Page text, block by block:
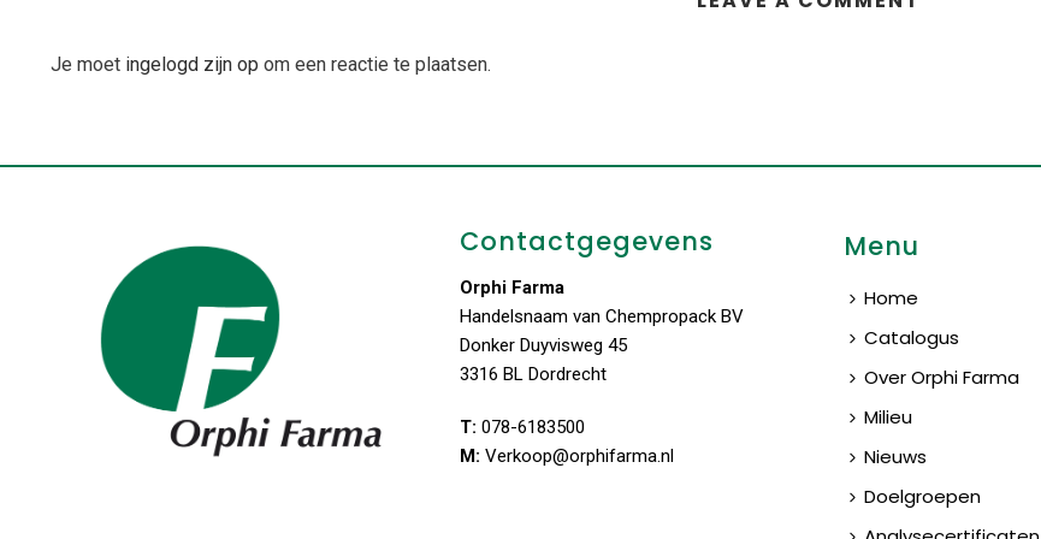
Je moet ingelogd zijn op om een reactie te plaatsen.
Contactgegevens
Orphi Farma
Handelsnaam van Chempropack BV
Donker Duyvisweg 45
3316 BL Dordrecht
T: 078-6183500
M: Verkoop@orphifarma.nl
Menu
Home
Catalogus
Over Orphi Farma
Milieu
Nieuws
Doelgroepen